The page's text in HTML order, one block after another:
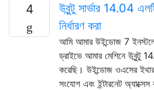
4
উবুন্টু সার্ভার 14.04
নির্ধারণ করা
আমি আমার উইন্ডোজ 7
ড্রাইভে আমার মেশিনে উবুন্টু
করেছি। উইন্ডোজ ওএসের
সংযোগ এবং ইন্টারনেট